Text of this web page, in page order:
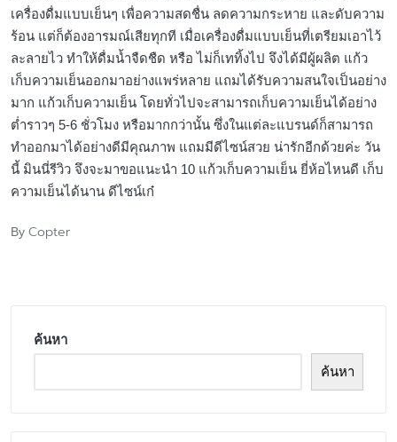
เครื่องดื่มแบบเย็นๆ เพื่อความสดชื่น ลดความกระหาย และดับความ
ร้อน แต่ก็ต้องอารมณ์เสียทุกที เมื่อเครื่องดื่มแบบเย็นที่เตรียมเอาไว้
ละลายไว ทำให้ดื่มน้ำจืดชืด หรือ ไม่ก็เททิ้งไป จึงได้มีผู้ผลิต แก้ว
เก็บความเย็นออกมาอย่างแพร่หลาย แถมได้รับความสนใจเป็นอย่าง
มาก แก้วเก็บความเย็น โดยทั่วไปจะสามารถเก็บความเย็นได้อย่าง
ต่ำราวๆ 5-6 ชั่วโมง หรือมากกว่านั้น ซึ่งในแต่ละแบรนด์ก็สามารถ
ทำออกมาได้อย่างดีมีคุณภาพ แถมมีดีไซน์สวย น่ารักอีกด้วยค่ะ วัน
นี้ มินนี่รีวิว จึงจะมาขอแนะนำ 10 แก้วเก็บความเย็น ยี่ห้อไหนดี เก็บ
ความเย็นได้นาน ดีไซน์เก๋
Posted
By Copter
ค้นหา
ค้นหา